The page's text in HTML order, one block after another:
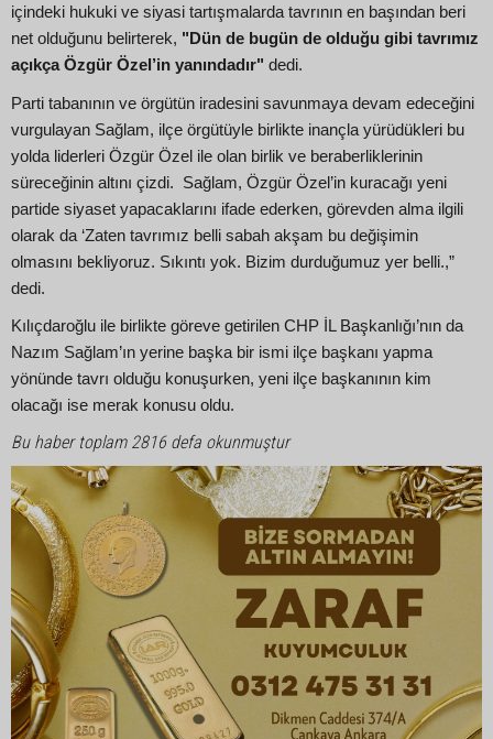
içindeki hukuki ve siyasi tartışmalarda tavrının en başından beri
net olduğunu belirterek, "Dün de bugün de olduğu gibi tavrımız
açıkça Özgür Özel’in yanındadır" dedi.
Parti tabanının ve örgütün iradesini savunmaya devam edeceğini
vurgulayan Sağlam, ilçe örgütüyle birlikte inançla yürüdükleri bu
yolda liderleri Özgür Özel ile olan birlik ve beraberliklerinin
süreceğinin altını çizdi. Sağlam, Özgür Özel’in kuracağı yeni
partide siyaset yapacaklarını ifade ederken, görevden alma ilgili
olarak da ‘Zaten tavrımız belli sabah akşam bu değişimin
olmasını bekliyoruz. Sıkıntı yok. Bizim durduğumuz yer belli.,”
dedi.
Kılıçdaroğlu ile birlikte göreve getirilen CHP İL Başkanlığı’nın da
Nazım Sağlam’ın yerine başka bir ismi ilçe başkanı yapma
yönünde tavrı olduğu konuşurken, yeni ilçe başkanının kim
olacağı ise merak konusu oldu.
Bu haber toplam 2816 defa okunmuştur